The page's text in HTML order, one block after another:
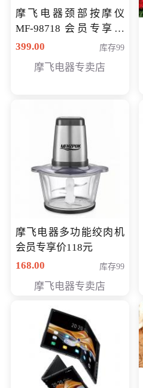
摩飞电器颈部按摩仪
MF-98718 会员专享价
299元
399.00 库存99
摩飞电器专卖店
摩飞电器多功能绞肉机
会员专享价118元
168.00
库存99
摩飞电器专卖店